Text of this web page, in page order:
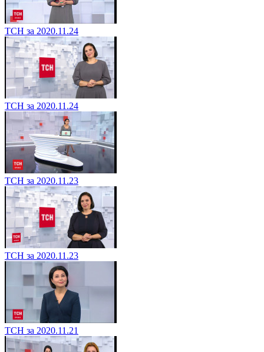
ТСН за 2020.11.24
ТСН за 2020.11.24
ТСН за 2020.11.23
ТСН за 2020.11.23
ТСН за 2020.11.21